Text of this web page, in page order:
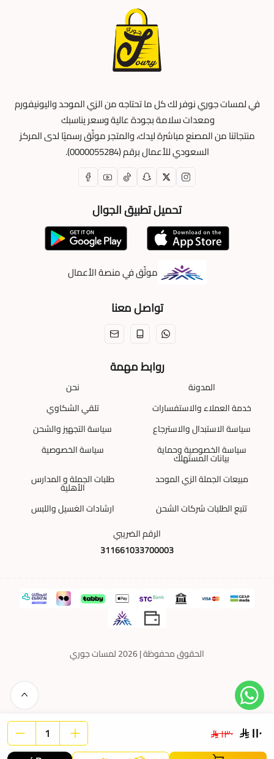
١١٠ ١٣٠
في لمسات جوري نوفر لك كل ما تحتاجه من الزي الموحد واليونيفورم
ومعدات سلامة بجودة عالية وسعر يناسبك
منتجاتنا من المصنع مباشرة ليدك، والمتجر موثّق رسميًا لدى المركز
السعودي للأعمال برقم (0000055284).
تحميل تطبيق الجوال
موثّق في منصة الأعمال
تواصل معنا
روابط مهمة
المدونة
نحن
خدمة العملاء والاستفسارات
تلقي الشكاوي
سياسة الاستبدال والاسترجاع
سياسة التجهيز والشحن
سياسة الخصوصية وحماية
بيانات المستهلك
سياسة الخصوصية
مبيعات الجملة الزي الموحد
طلبات الجملة و المدارس
الأهلية
تتبع الطلبات شركات الشحن
ارشادات الغسيل واللبس
الرقم الضريبي
311661033700003
الحقوق محفوظة | 2026 لمسات جوري